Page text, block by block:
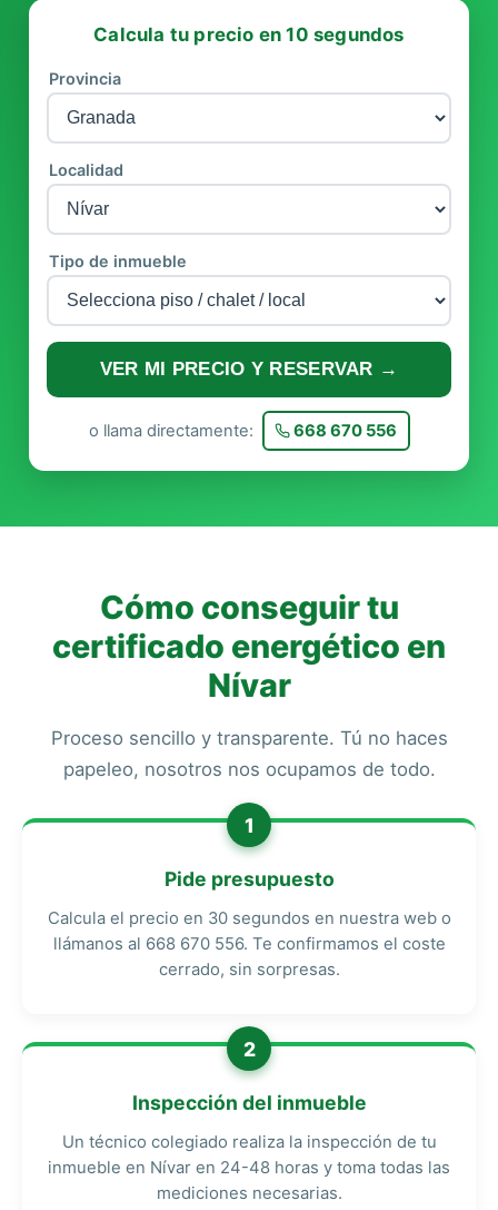
Calcula tu precio en 10 segundos
Provincia
Localidad
Tipo de inmueble
VER MI PRECIO Y RESERVAR →
o llama directamente: 668 670 556
Cómo conseguir tu
certificado energético en
Nívar
Proceso sencillo y transparente. Tú no haces
papeleo, nosotros nos ocupamos de todo.
1
Pide presupuesto
Calcula el precio en 30 segundos en nuestra web o
llámanos al 668 670 556. Te confirmamos el coste
cerrado, sin sorpresas.
2
Inspección del inmueble
Un técnico colegiado realiza la inspección de tu
inmueble en Nívar en 24-48 horas y toma todas las
mediciones necesarias.